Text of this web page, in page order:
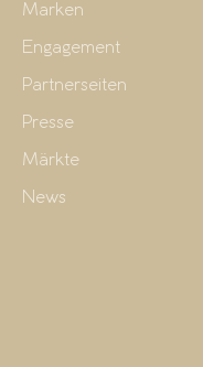
Marken
Engagement
Partnerseiten
Presse
Märkte
News